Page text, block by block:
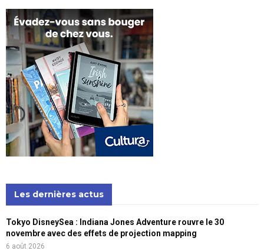
Les dernières actus
Tokyo DisneySea : Indiana Jones Adventure rouvre le 30
novembre avec des effets de projection mapping
6 août 2026